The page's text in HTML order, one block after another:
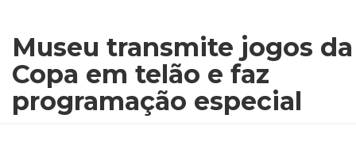
Museu transmite jogos da
Copa em telão e faz
programação especial